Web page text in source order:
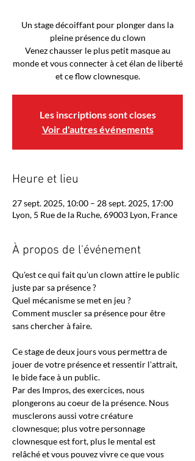
Un stage décoiffant pour plonger dans la
pleine présence du clown
Venez chausser le plus petit masque au
monde et vous connecter à cet élan de liberté
et ce flow clownesque.
Les inscriptions sont closes
Voir d'autres événements
Heure et lieu
27 sept. 2025, 10:00 – 28 sept. 2025, 17:00
Lyon, 5 Rue de la Ruche, 69003 Lyon, France
À propos de l'événement
Qu'est ce qui fait qu'un clown attire le public
juste par sa présence ?
Quel mécanisme se met en jeu ?
Comment muscler sa présence pour être
sans chercher à faire.
Ce stage de deux jours vous permettra de
jouer de votre présence et ressentir l'attrait,
le bide face à un public.
Par des Impros, des exercices, nous
plongerons au coeur de la présence. Nous
musclerons aussi votre créature
clownesque; plus votre personnage
clownesque est fort, plus le mental est
relâché et vous pouvez vivre ce que vous